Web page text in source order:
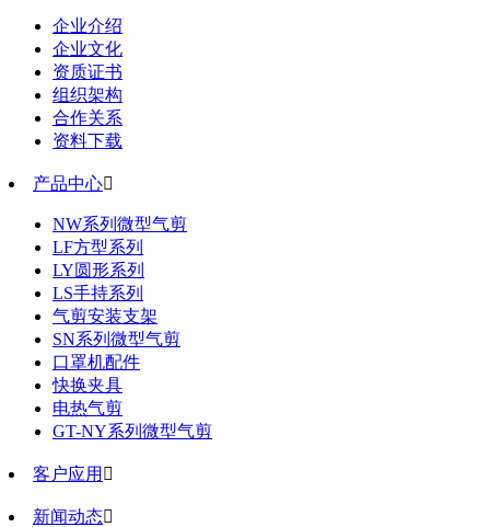
企业介绍
企业文化
资质证书
组织架构
合作关系
资料下载
产品中心
NW系列微型气剪
LF方型系列
LY圆形系列
LS手持系列
气剪安装支架
SN系列微型气剪
口罩机配件
快换夹具
电热气剪
GT-NY系列微型气剪
客户应用 
新闻动态